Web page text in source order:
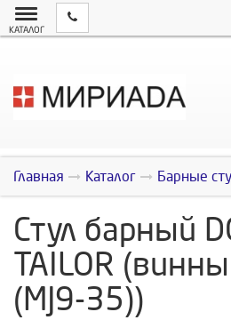
КАТАЛОГ
Главная Каталог Барные
Стул барный
TAILOR
(MJ9-35))